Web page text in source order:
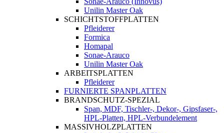
Unilin Master Oak
SCHICHTSTOFFPLATTEN
Pfleiderer
Formica
Homapal
Sonae-Arauco
Unilin Master Oak
ARBEITSPLATTEN
Pfleiderer
FURNIERTE SPANPLATTEN
BRANDSCHUTZ-SPEZIAL
Span, MDF, Tischler-, Dekor-, Gipsfaser-,
HPL-Platten, HPL-Verbundelement
MASSIVHOLZPLATTEN